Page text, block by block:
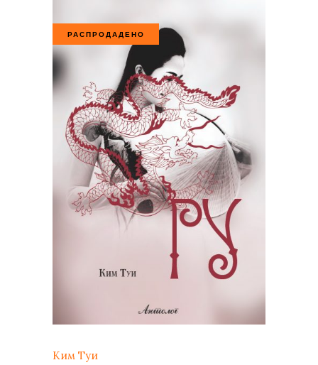
РАСПРОДАДЕНО
Ким Туи